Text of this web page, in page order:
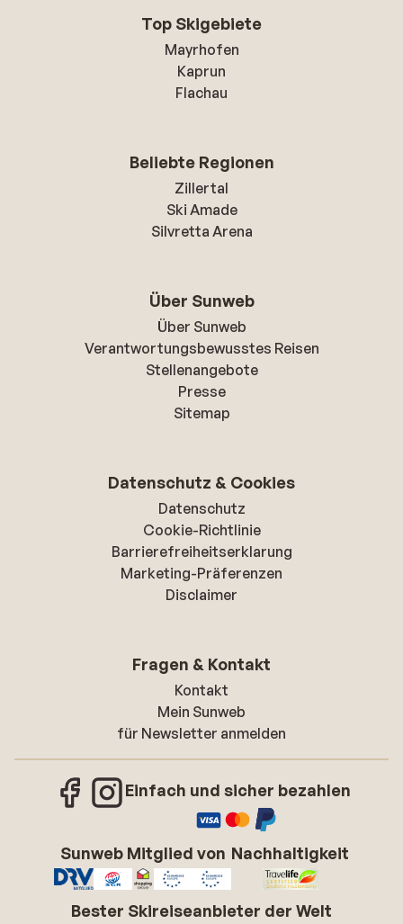
Top Skigebiete
Mayrhofen
Kaprun
Flachau
Beliebte Regionen
Zillertal
Ski Amade
Silvretta Arena
Über Sunweb
Über Sunweb
Verantwortungsbewusstes Reisen
Stellenangebote
Presse
Sitemap
Datenschutz & Cookies
Datenschutz
Cookie-Richtlinie
Barrierefreiheitserklarung
Marketing-Präferenzen
Disclaimer
Fragen & Kontakt
Kontakt
Mein Sunweb
für Newsletter anmelden
Einfach und sicher bezahlen
Sunweb Mitglied von Nachhaltigkeit
Bester Skireiseanbieter der Welt